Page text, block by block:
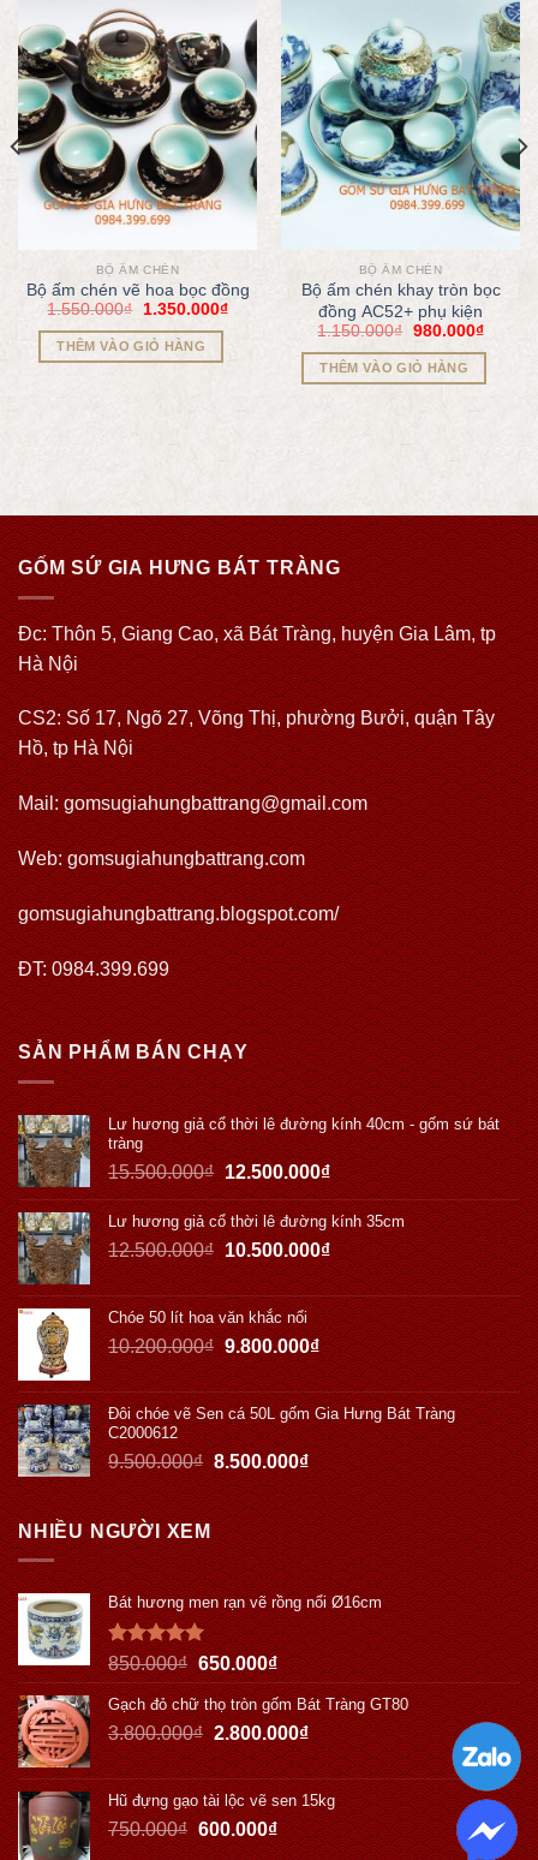
BỘ ẤM CHÉN
Bộ ấm chén vẽ hoa bọc đồng
1.550.000₫ 1.350.000₫
THÊM VÀO GIỎ HÀNG
BỘ ẤM CHÉN
Bộ ấm chén khay tròn bọc
đồng AC52+ phụ kiện
1.150.000₫ 980.000₫
THÊM VÀO GIỎ HÀNG
GỐM SỨ GIA HƯNG BÁT TRÀNG
Đc: Thôn 5, Giang Cao, xã Bát Tràng, huyện Gia Lâm, tp
Hà Nội
CS2: Số 17, Ngõ 27, Võng Thị, phường Bưởi, quận Tây
Hồ, tp Hà Nội
Mail: gomsugiahungbattrang@gmail.com
Web:gomsugiahungbattrang.com
gomsugiahungbattrang.blogspot.com/
ĐT: 0984.399.699
SẢN PHẨM BÁN CHẠY
Lư hương giả cổ thời lê đường kính 40cm - gốm sứ bát
tràng
15.500.000₫ 12.500.000₫
Lư hương giả cổ thời lê đường kính 35cm
12.500.000₫ 10.500.000₫
Chóe 50 lít hoa văn khắc nổi
10.200.000₫ 9.800.000₫
Đôi chóe vẽ Sen cá 50L gốm Gia Hưng Bát Tràng
C2000612
9.500.000₫ 8.500.000₫
NHIỀU NGƯỜI XEM
Bát hương men rạn vẽ rồng nổi Ø16cm
Được xếp
hạng5.00
5 sao
850.000₫ 650.000₫
Gạch đỏ chữ thọ tròn gốm Bát Tràng GT80
3.800.000₫ 2.800.000₫
Hũ đựng gạo tài lộc vẽ sen 15kg
750.000₫ 600.000₫